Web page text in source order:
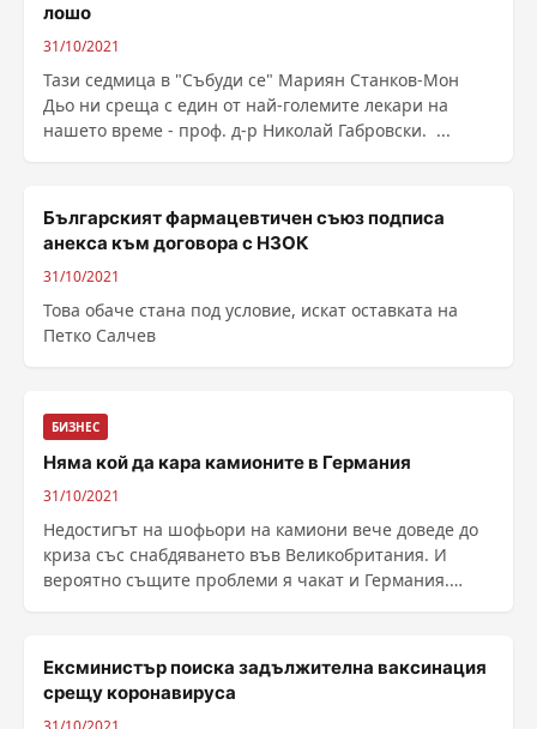
лошо
31/10/2021
Тази седмица в "Събуди се" Мариян Станков-Мон
Дьо ни среща с един от най-големите лекари на
нашето време - проф. д-р Николай Габровски. ...
Българският фармацевтичен съюз подписа
анекса към договора с НЗОК
31/10/2021
Това обаче стана под условие, искат оставката на
Петко Салчев
БИЗНЕС
Няма кой да кара камионите в Германия
31/10/2021
Недостигът на шофьори на камиони вече доведе до
криза със снабдяването във Великобритания. И
вероятно същите проблеми я чакат и Германия.
Ексминистър поиска задължителна ваксинация
срещу коронавируса